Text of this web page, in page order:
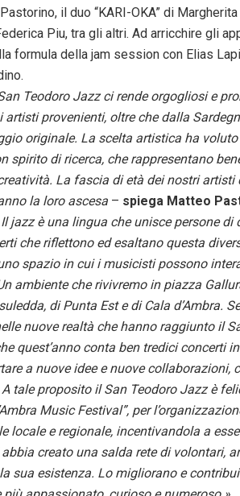
il duo “KARI-OKA” di
Piu, tra gli altri. Ad arricchire gli
formula della jam session con Elias
Teodoro Jazz ci rende orgogliosi e
artisti provenienti, oltre che dalla
originale. La scelta artistica ha
spirito di ricerca, che rappresentano
La fascia di età dei nostri artisti
la loro ascesa – spiega Matteo
Il jazz è una lingua che unisce persone di
che riflettono ed esaltano questa
spazio in cui i musicisti possono
ambiente che rivivremo in piazza
di Punta Est e di Cala d’Ambra.
nuove realtà che hanno raggiunto il
quest’anno conta ben tredici concerti
a nuove idee e nuove collaborazioni,
tale proposito il San Teodoro Jazz è
Music Festival”, per
locale e regionale, incentivandola a
creato una salda rete di volontari,
sua esistenza. Lo migliorano e